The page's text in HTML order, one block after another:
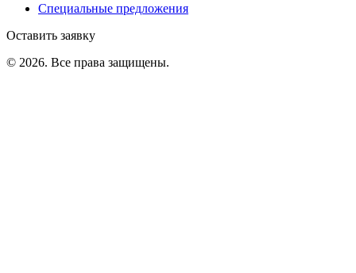
Специальные предложения
Оставить заявку
© 2026. Все права защищены.